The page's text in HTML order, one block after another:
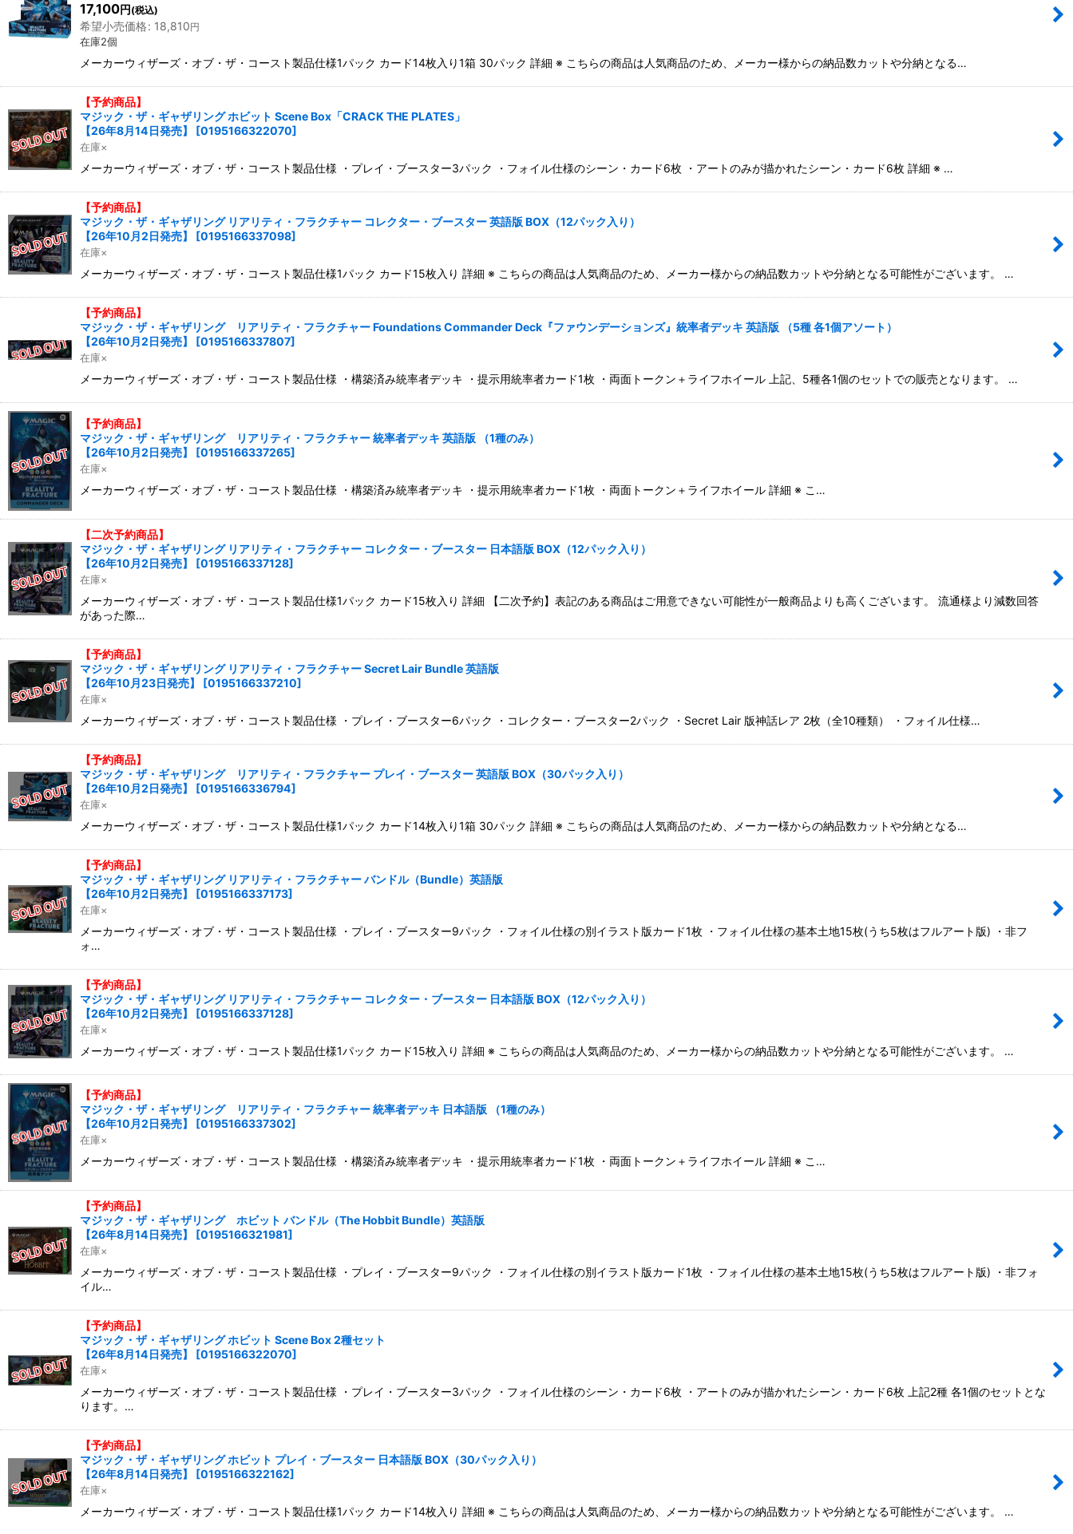
17,100円 (税込)
希望小売価格: 18,810円
在庫2個
メーカーウィザーズ・オブ・ザ・コースト製品仕様1パック カード14枚入り1箱 30パック 詳細 ※ こちらの商品は人気商品のため、メーカー様からの納品数カットや分納となる…
【予約商品】
マジック・ザ・ギャザリング ホビット Scene Box「CRACK THE PLATES」
【26年8月14日発売】
[0195166322070]
在庫×
メーカーウィザーズ・オブ・ザ・コースト製品仕様 ・プレイ・ブースター3パック ・フォイル仕様のシーン・カード6枚 ・アートのみが描かれたシーン・カード6枚 詳細 ※ …
【予約商品】
マジック・ザ・ギャザリング リアリティ・フラクチャー コレクター・ブースター 英語版 BOX（12パック入り）
【26年10月2日発売】
[0195166337098]
在庫×
メーカーウィザーズ・オブ・ザ・コースト製品仕様1パック カード15枚入り 詳細 ※ こちらの商品は人気商品のため、メーカー様からの納品数カットや分納となる可能性がございます。 …
【予約商品】
マジック・ザ・ギャザリング リアリティ・フラクチャー Foundations Commander Deck『ファウンデーションズ』統率者デッキ 英語版 （5種 各1個アソート）
【26年10月2日発売】
[0195166337807]
在庫×
メーカーウィザーズ・オブ・ザ・コースト製品仕様 ・構築済み統率者デッキ ・提示用統率者カード1枚 ・両面トークン＋ライフホイール 上記、5種各1個のセットでの販売となります。 …
【予約商品】
マジック・ザ・ギャザリング リアリティ・フラクチャー 統率者デッキ 英語版 （1種のみ）
【26年10月2日発売】
[0195166337265]
在庫×
メーカーウィザーズ・オブ・ザ・コースト製品仕様 ・構築済み統率者デッキ ・提示用統率者カード1枚 ・両面トークン＋ライフホイール 詳細 ※ こ…
【二次予約商品】
マジック・ザ・ギャザリング リアリティ・フラクチャー コレクター・ブースター 日本語版 BOX（12パック入り）
【26年10月2日発売】
[0195166337128]
在庫×
メーカーウィザーズ・オブ・ザ・コースト製品仕様1パック カード15枚入り 詳細 【二次予約】表記のある商品はご用意できない可能性が一般商品よりも高くございます。 流通様より減数回答
があった際…
【予約商品】
マジック・ザ・ギャザリング リアリティ・フラクチャー Secret Lair Bundle 英語版
【26年10月23日発売】
[0195166337210]
在庫×
メーカーウィザーズ・オブ・ザ・コースト製品仕様 ・プレイ・ブースター6パック ・コレクター・ブースター2パック ・Secret Lair 版神話レア 2枚（全10種類） ・フォイル仕様…
【予約商品】
マジック・ザ・ギャザリング リアリティ・フラクチャー プレイ・ブースター 英語版 BOX（30パック入り）
【26年10月2日発売】
[0195166336794]
在庫×
メーカーウィザーズ・オブ・ザ・コースト製品仕様1パック カード14枚入り1箱 30パック 詳細 ※ こちらの商品は人気商品のため、メーカー様からの納品数カットや分納となる…
【予約商品】
マジック・ザ・ギャザリング リアリティ・フラクチャー バンドル（Bundle）英語版
【26年10月2日発売】
[0195166337173]
在庫×
メーカーウィザーズ・オブ・ザ・コースト製品仕様 ・プレイ・ブースター9パック ・フォイル仕様の別イラスト版カード1枚 ・フォイル仕様の基本土地15枚(うち5枚はフルアート版) ・非フ
ォ…
【予約商品】
マジック・ザ・ギャザリング リアリティ・フラクチャー コレクター・ブースター 日本語版 BOX（12パック入り）
【26年10月2日発売】
[0195166337128]
在庫×
メーカーウィザーズ・オブ・ザ・コースト製品仕様1パック カード15枚入り 詳細 ※ こちらの商品は人気商品のため、メーカー様からの納品数カットや分納となる可能性がございます。 …
【予約商品】
マジック・ザ・ギャザリング リアリティ・フラクチャー 統率者デッキ 日本語版 （1種のみ）
【26年10月2日発売】
[0195166337302]
在庫×
メーカーウィザーズ・オブ・ザ・コースト製品仕様 ・構築済み統率者デッキ ・提示用統率者カード1枚 ・両面トークン＋ライフホイール 詳細 ※ こ…
【予約商品】
マジック・ザ・ギャザリング ホビット バンドル（The Hobbit Bundle）英語版
【26年8月14日発売】
[0195166321981]
在庫×
メーカーウィザーズ・オブ・ザ・コースト製品仕様 ・プレイ・ブースター9パック ・フォイル仕様の別イラスト版カード1枚 ・フォイル仕様の基本土地15枚(うち5枚はフルアート版) ・非フォ
イル…
【予約商品】
マジック・ザ・ギャザリング ホビット Scene Box 2種セット
【26年8月14日発売】
[0195166322070]
在庫×
メーカーウィザーズ・オブ・ザ・コースト製品仕様 ・プレイ・ブースター3パック ・フォイル仕様のシーン・カード6枚 ・アートのみが描かれたシーン・カード6枚 上記2種 各1個のセットとな
ります。…
【予約商品】
マジック・ザ・ギャザリング ホビット プレイ・ブースター 日本語版 BOX（30パック入り）
【26年8月14日発売】
[0195166322162]
在庫×
メーカーウィザーズ・オブ・ザ・コースト製品仕様1パック カード14枚入り 詳細 ※ こちらの商品は人気商品のため、メーカー様からの納品数カットや分納となる可能性がございます。 …